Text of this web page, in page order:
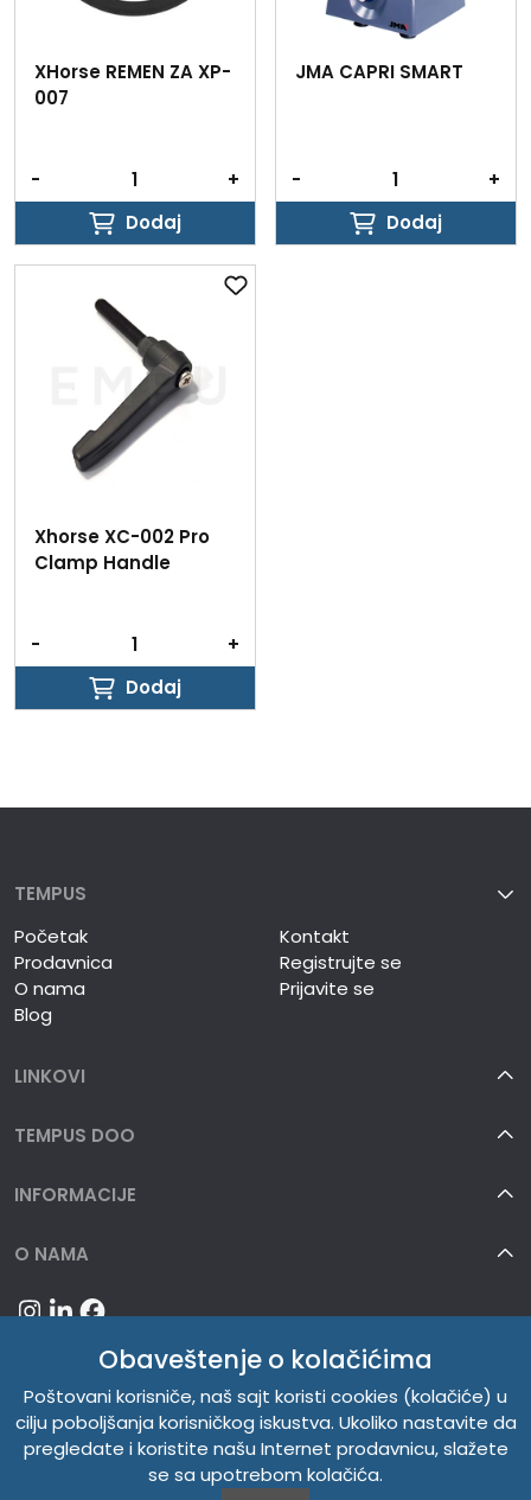
XHorse REMEN ZA XP-
007
-
+
Dodaj
Dodaj
JMA CAPRI SMART
-
+
Dodaj
Dodaj
Xhorse XC-002 Pro
Clamp Handle
-
+
Dodaj
Dodaj
TEMPUS
Početak
Prodavnica
O nama
Blog
Kontakt
Registrujte se
Prijavite se
LINKOVI
TEMPUS DOO
INFORMACIJE
O NAMA
Obaveštenje o kolačićima
Poštovani korisniče, naš sajt koristi cookies (kolačiće) u
cilju poboljšanja korisničkog iskustva. Ukoliko nastavite da
pregledate i koristite našu Internet prodavnicu, slažete
se sa upotrebom kolačića.